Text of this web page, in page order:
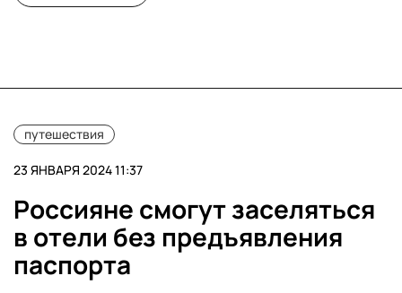
путешествия
23 ЯНВАРЯ 2024 11:37
Россияне смогут заселяться
в отели без предъявления
паспорта